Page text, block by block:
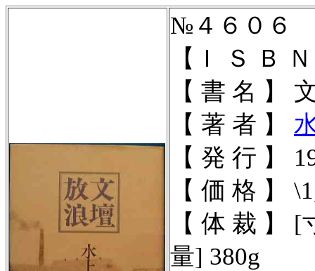
№４６０６
【Ｉ Ｓ Ｂ
【 書 名 】
【 著 者 】
【 発 行 】
【 価 格 】
【 体 裁 】
量] 380g